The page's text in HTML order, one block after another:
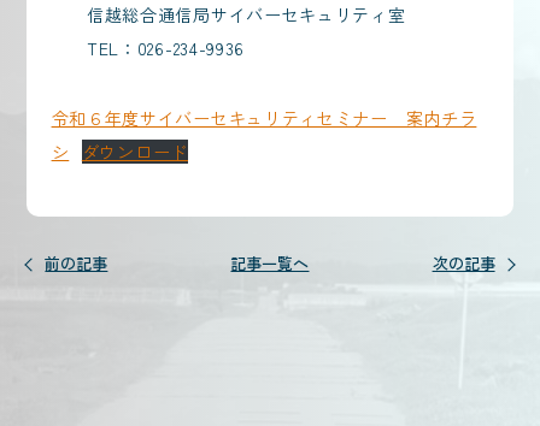
信越総合通信局サイバーセキュリティ室
TEL：026-234-9936
令和６年度サイバーセキュリティセミナー 案内チラ
シ
ダウンロード
前の記事 記事一覧へ 次の記事